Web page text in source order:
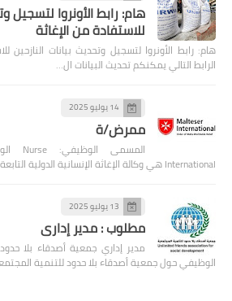
هام: رابط الأونروا لتسجيل
للاستفادة من الإغاثة
هام: رابط الأونروا لتسجيل وتحديث بيانات النازحين
الرابط التالي يمكنكم تحديث البيانات ال…
14 يوليو 2025
ممرض/ة
International هي وكالة الإغاثة الإنسانية الدولية التابعة لأمر مالطا ا…
13 يوليو 2025
مطلوب : مدير إداري
مدير إداري جمعية أصدقاء بلا
الوظيفي حول جمعية أصدقاء بلا حدود للتنمية